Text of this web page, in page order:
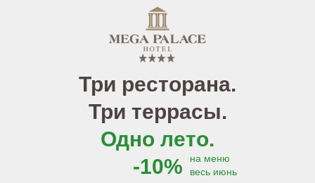
Три ресторана.
Три террасы.
Одно лето.
-10%
на меню
весь июнь